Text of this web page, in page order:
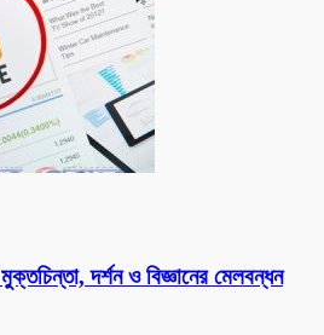
দর্শন ও বিজ্ঞানের মেলবন্ধন